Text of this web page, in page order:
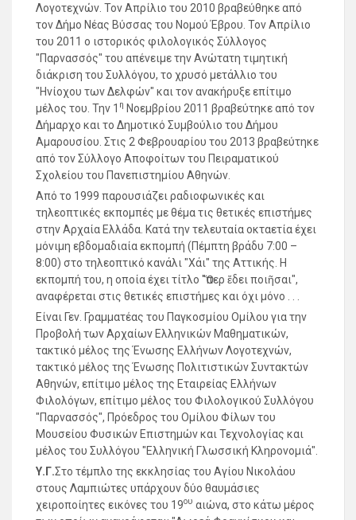
Λογοτεχνών. Τον Απρίλιο του 2010 βραβεύθηκε από
τον Δήμο Νέας Βύσσας του Νομού Έβρου. Τον Απρίλιο
του 2011 ο ιστορικός φιλολογικός Σύλλογος
"Παρνασσός" του απένειμε την Ανώτατη τιμητική
διάκριση του Συλλόγου, το χρυσό μετάλλιο του
"Ηνίοχου των Δελφών" και τον ανακήρυξε επίτιμο
μέλος του. Την 1 η Νοεμβρίου 2011 βραβεύτηκε από τον
Δήμαρχο και το Δημοτικό Συμβούλιο του Δήμου
Αμαρουσίου. Στις 2 Φεβρουαρίου του 2013 βραβεύτηκε
από τον Σύλλογο Αποφοίτων του Πειραματικού
Σχολείου του Πανεπιστημίου Αθηνών.
Από το 1999 παρουσιάζει ραδιο­φωνικές και
τηλεοπτικές εκπομπές με θέμα τις θετικές επιστήμες
στην Αρχαία Ελλάδα. Κατά την τελευταία οκταετία έχει
μόνιμη εβδομαδιαία εκπομπή (Πέμπτη βράδυ 7:00 –
8:00) στο τηλεοπτικό κανάλι "Χάι" της Αττικής. Η
εκπομπή του, η οποία έχει τίτλο "Ὅπερ ἔδει ποιῆσαι",
αναφέρεται στις θετικές επιστήμες και όχι μόνο . . .
Είναι Γεν. Γραμματέας του Παγκοσμίου Ομίλου για την
Προβολή των Αρχαίων Ελληνικών Μαθηματικών,
τακτικό μέλος της Ένωσης Ελλήνων Λογοτεχνών,
τακτικό μέλος της Ένωσης Πολιτιστικών Συντακτών
Αθηνών, επίτιμο μέ­λος της Εταιρείας Ελλήνων
Φιλολόγων, επίτιμο μέλος του Φιλολογικού Συλλόγου
"Παρνασσός", Πρόεδρος του Ομίλου Φίλων του
Μουσείου Φυσικών Επιστημών και Τε­χνο­λο­γίας και
μέλος του Συλλόγου "Ελληνική Γλωσσική Κληρονομιά".
Υ.Γ.Στο τέμπλο της εκκλησίας του Αγίου Νικολάου
στους Λαμπιώτες υπάρχουν δύο θαυμάσιες
χειροποίητες εικόνες του 19ου αιώνα, στο κάτω μέρος